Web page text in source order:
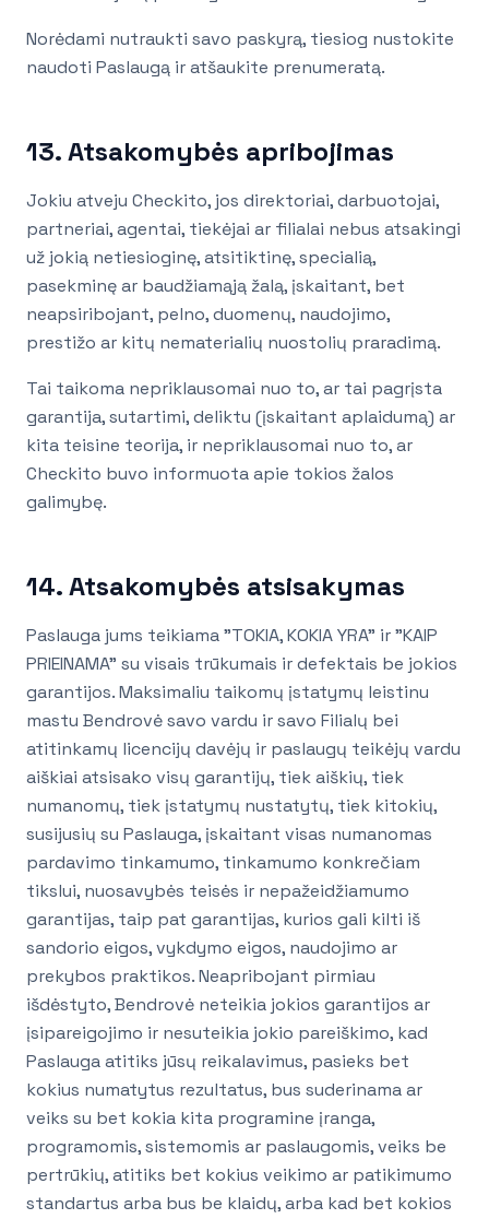
Norėdami nutraukti savo paskyrą, tiesiog nustokite
naudoti Paslaugą ir atšaukite prenumeratą.
13. Atsakomybės apribojimas
Jokiu atveju Checkito, jos direktoriai, darbuotojai,
partneriai, agentai, tiekėjai ar filialai nebus atsakingi
už jokią netiesioginę, atsitiktinę, specialią,
pasekminę ar baudžiamąją žalą, įskaitant, bet
neapsiribojant, pelno, duomenų, naudojimo,
prestižo ar kitų nematerialių nuostolių praradimą.
Tai taikoma nepriklausomai nuo to, ar tai pagrįsta
garantija, sutartimi, deliktu (įskaitant aplaidumą) ar
kita teisine teorija, ir nepriklausomai nuo to, ar
Checkito buvo informuota apie tokios žalos
galimybę.
14. Atsakomybės atsisakymas
Paslauga jums teikiama "TOKIA, KOKIA YRA" ir "KAIP
PRIEINAMA" su visais trūkumais ir defektais be jokios
garantijos. Maksimaliu taikomų įstatymų leistinu
mastu Bendrovė savo vardu ir savo Filialų bei
atitinkamų licencijų davėjų ir paslaugų teikėjų vardu
aiškiai atsisako visų garantijų, tiek aiškių, tiek
numanomų, tiek įstatymų nustatytų, tiek kitokių,
susijusių su Paslauga, įskaitant visas numanomas
pardavimo tinkamumo, tinkamumo konkrečiam
tikslui, nuosavybės teisės ir nepažeidžiamumo
garantijas, taip pat garantijas, kurios gali kilti iš
sandorio eigos, vykdymo eigos, naudojimo ar
prekybos praktikos. Neapribojant pirmiau
išdėstyto, Bendrovė neteikia jokios garantijos ar
įsipareigojimo ir nesuteikia jokio pareiškimo, kad
Paslauga atitiks jūsų reikalavimus, pasieks bet
kokius numatytus rezultatus, bus suderinama ar
veiks su bet kokia kita programine įranga,
programomis, sistemomis ar paslaugomis, veiks be
pertrūkių, atitiks bet kokius veikimo ar patikimumo
standartus arba bus be klaidų, arba kad bet kokios